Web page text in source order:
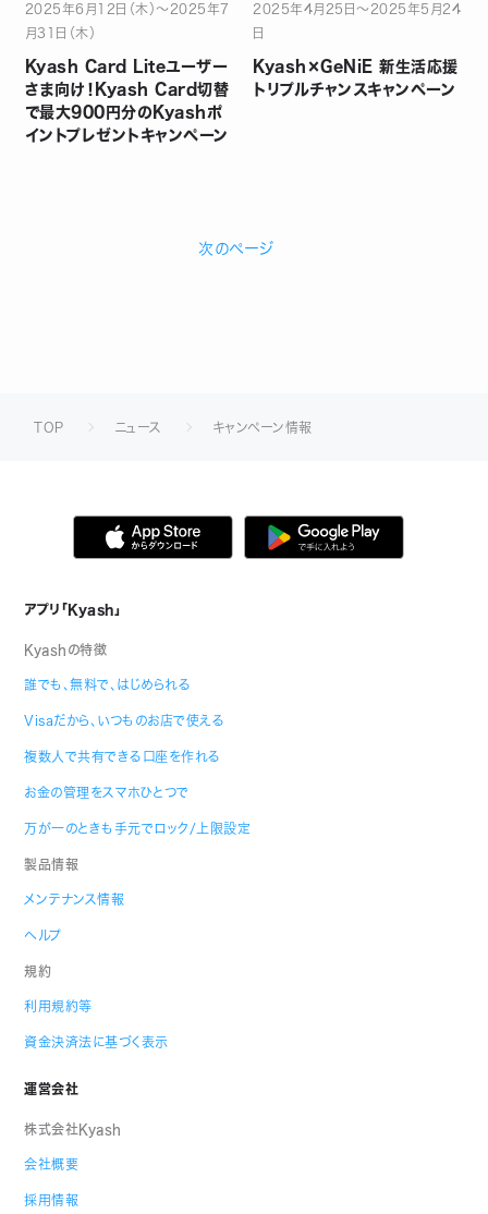
2025年6月12日（木）～2025年7
月31日（木）
Kyash Card Liteユーザー
さま向け！Kyash Card切替
で最大900円分のKyashポ
イントプレゼントキャンペーン
2025年4月25日〜2025年5月24
日
Kyash×GeNiE 新生活応援
トリプルチャンスキャンペーン
次のページ
TOP ニュース キャンペーン情報
アプリ「Kyash」
Kyashの特徴
誰でも、無料で、はじめられる
Visaだから、いつものお店で使える
複数人で共有できる口座を作れる
お金の管理をスマホひとつで
万が一のときも手元でロック/上限設定
製品情報
メンテナンス情報
ヘルプ
規約
利用規約等
資金決済法に基づく表示
運営会社
株式会社Kyash
会社概要
採用情報